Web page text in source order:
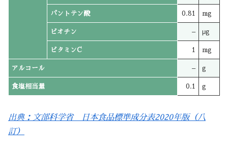
パントテン酸 0.81 mg
ビオチン – μg
ビタミンC 1 mg
アルコール – g
食塩相当量 0.1 g
出典：文部科学省 日本食品標準成分表2020年版（八
訂）